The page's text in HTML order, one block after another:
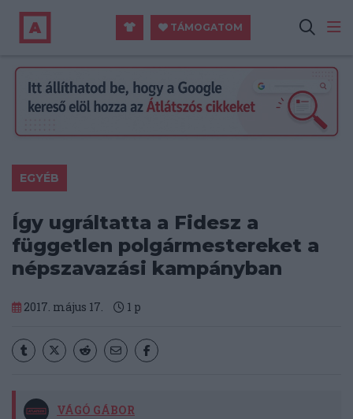
TÁMOGATOM
EGYÉB
Így ugráltatta a Fidesz a
független polgármestereket a
népszavazási kampányban
2017. május 17. 1 p
VÁGÓ GÁBOR